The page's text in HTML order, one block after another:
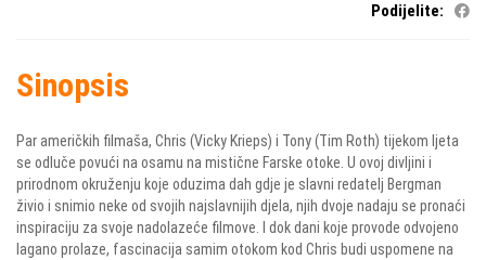
Podijelite:
Sinopsis
Par američkih filmaša, Chris (Vicky Krieps) i Tony (Tim Roth) tijekom ljeta
se odluče povući na osamu na mistične Farske otoke. U ovoj divljini i
prirodnom okruženju koje oduzima dah gdje je slavni redatelj Bergman
živio i snimio neke od svojih najslavnijih djela, njih dvoje nadaju se pronaći
inspiraciju za svoje nadolazeće filmove. I dok dani koje provode odvojeno
lagano prolaze, fascinacija samim otokom kod Chris budi uspomene na